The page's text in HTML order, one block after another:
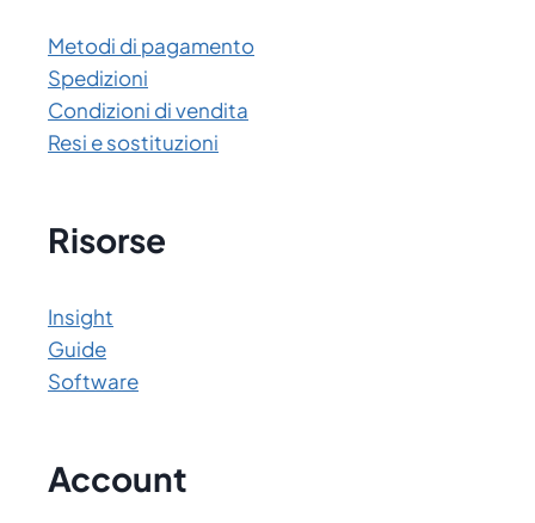
Metodi di pagamento
Spedizioni
Condizioni di vendita
Resi e sostituzioni
Risorse
Insight
Guide
Software
Account